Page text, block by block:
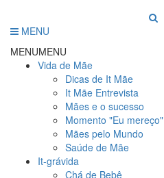
MENU
MENUMENU
Vida de Mãe
Dicas de It Mãe
It Mãe Entrevista
Mães e o sucesso
Momento "Eu mereço"
Mães pelo Mundo
Saúde de Mãe
It-grávida
Chá de Bebê